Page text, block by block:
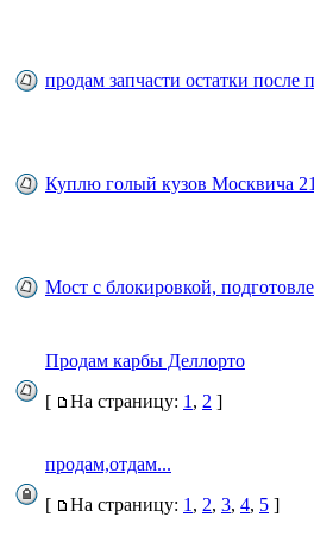
продам запчасти остатки после
Куплю голый кузов Москвича
Мост с блокировкой,
Продам карбы Деллорто
[
На страницу: 1 , 2 ]
продам,отдам...
[
На страницу: 1 , 2, 3, 4, 5 ]